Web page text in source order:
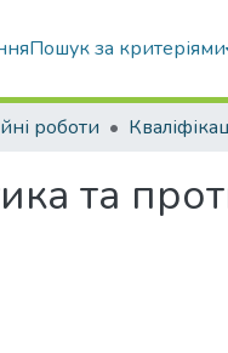
Пошук за критеріями
роботи
та